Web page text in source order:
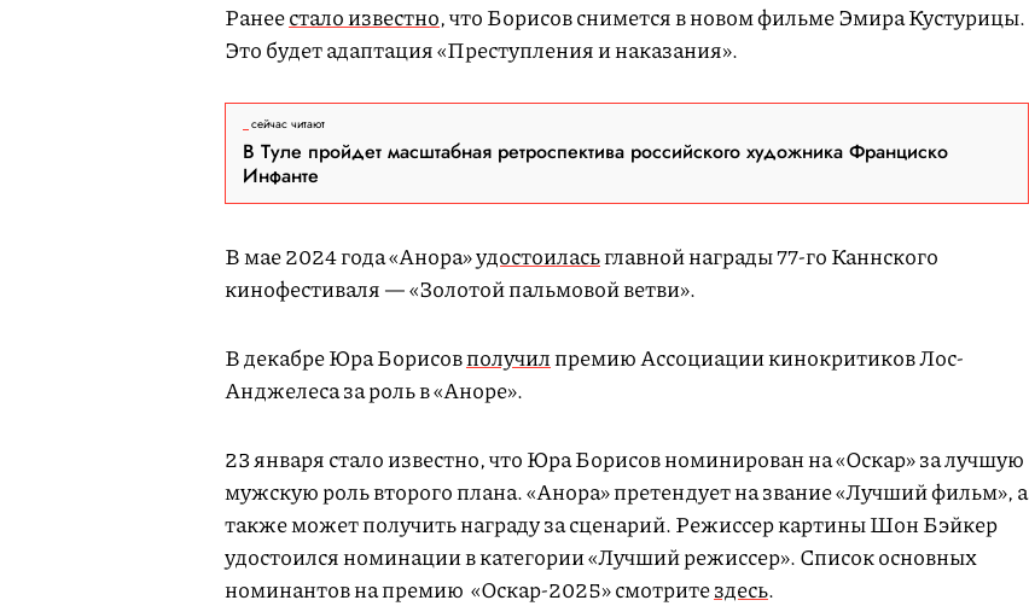
Ранеестало известно, что Борисов снимется в новом фильме Эмира Кустурицы.
Это будет адаптация «Преступления и наказания».
сейчас читают
В Туле пройдет масштабная ретроспектива российского художника Франциско
Инфанте
В мае 2024 года «Анора»удостоиласьглавной награды 77-го Каннского
кинофестиваля — «Золотой пальмовой ветви».
В декабре Юра Борисовполучилпремию Ассоциации кинокритиков Лос-
Анджелеса за роль в «Аноре».
23 января стало известно, что Юра Борисов номинирован на «Оскар» за лучшую
мужскую роль второго плана. «Анора» претендует на звание «Лучший фильм», а
также может получить награду за сценарий. Режиссер картины Шон Бэйкер
удостоился номинации в категории «Лучший режиссер». Список основных
номинантов на премию «Оскар-2025» смотритездесь.